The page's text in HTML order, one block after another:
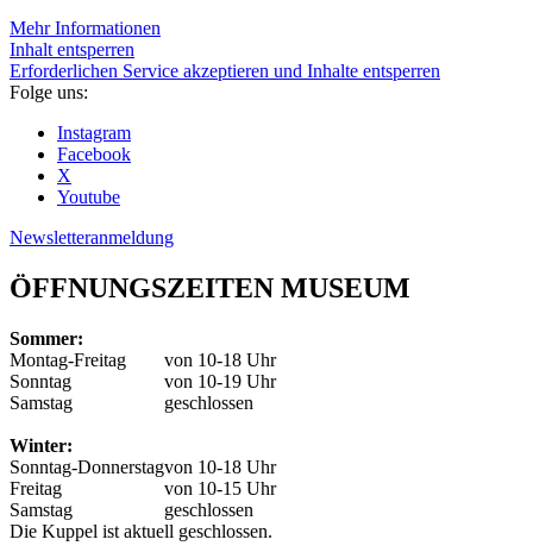
Mehr Informationen
Inhalt entsperren
Erforderlichen Service akzeptieren und Inhalte entsperren
Folge uns:
Instagram
Facebook
X
Youtube
Newsletteranmeldung
ÖFFNUNGSZEITEN MUSEUM
Sommer:
Montag-Freitag
von 10-18 Uhr
Sonntag
von 10-19 Uhr
Samstag
geschlossen
Winter:
Sonntag-Donnerstagvon 10-18 Uhr
Freitag
von 10-15 Uhr
Samstag
geschlossen
Die Kuppel ist aktuell geschlossen.